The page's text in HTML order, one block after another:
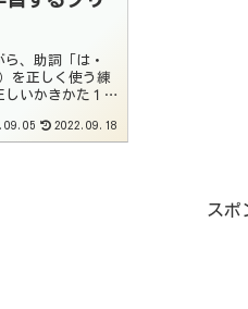
、助詞「は・
を正しく使う練
しいかきかた１
正しい言葉を考え
2022.09.18
スポ